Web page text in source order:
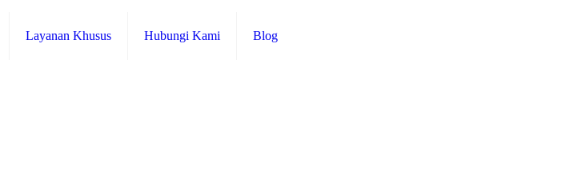
Layanan Khusus Hubungi Kami Blog